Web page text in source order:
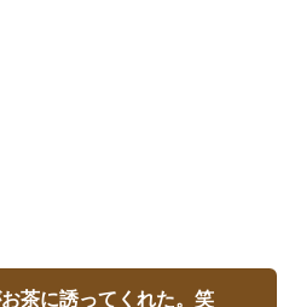
茶に誘ってくれた。笑